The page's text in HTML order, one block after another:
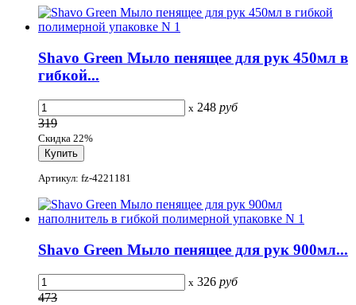
Shavo Green Мыло пенящее для рук 450мл в
гибкой...
x 248 руб
319
Скидка 22%
Артикул: fz-4221181
Shavo Green Мыло пенящее для рук 900мл...
x 326 руб
473